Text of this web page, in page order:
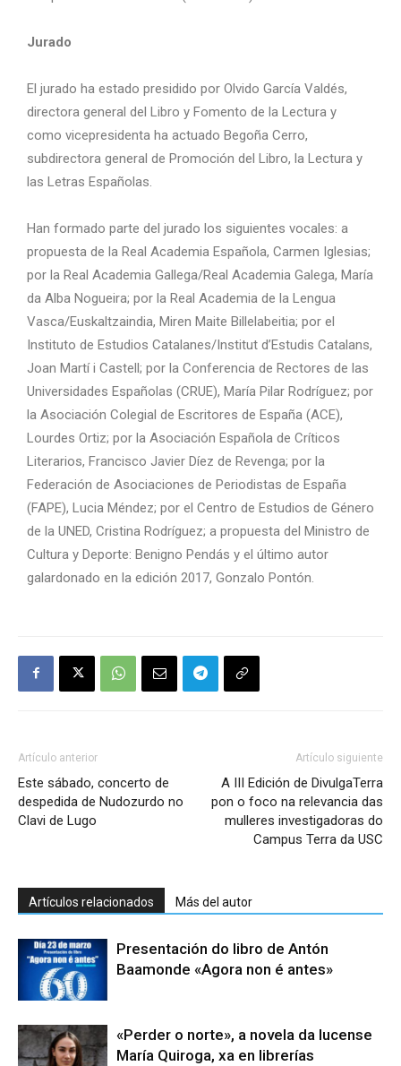
Jurado
El jurado ha estado presidido por Olvido García Valdés,
directora general del Libro y Fomento de la Lectura y
como vicepresidenta ha actuado Begoña Cerro,
subdirectora general de Promoción del Libro, la Lectura y
las Letras Españolas.
Han formado parte del jurado los siguientes vocales: a
propuesta de la Real Academia Española, Carmen Iglesias;
por la Real Academia Gallega/Real Academia Galega, María
da Alba Nogueira; por la Real Academia de la Lengua
Vasca/Euskaltzaindia, Miren Maite Billelabeitia; por el
Instituto de Estudios Catalanes/Institut d’Estudis Catalans,
Joan Martí i Castell; por la Conferencia de Rectores de las
Universidades Españolas (CRUE), María Pilar Rodríguez; por
la Asociación Colegial de Escritores de España (ACE),
Lourdes Ortiz; por la Asociación Española de Críticos
Literarios, Francisco Javier Díez de Revenga; por la
Federación de Asociaciones de Periodistas de España
(FAPE), Lucia Méndez; por el Centro de Estudios de Género
de la UNED, Cristina Rodríguez; a propuesta del Ministro de
Cultura y Deporte: Benigno Pendás y el último autor
galardonado en la edición 2017, Gonzalo Pontón.
Artículo anterior
Este sábado, concerto de
despedida de Nudozurdo no
Clavi de Lugo
Artículo siguiente
A III Edición de DivulgaTerra
pon o foco na relevancia das
mulleres investigadoras do
Campus Terra da USC
Artículos relacionados Más del autor
Presentación do libro de Antón
Baamonde «Agora non é antes»
«Perder o norte», a novela da lucense
María Quiroga, xa en librerías